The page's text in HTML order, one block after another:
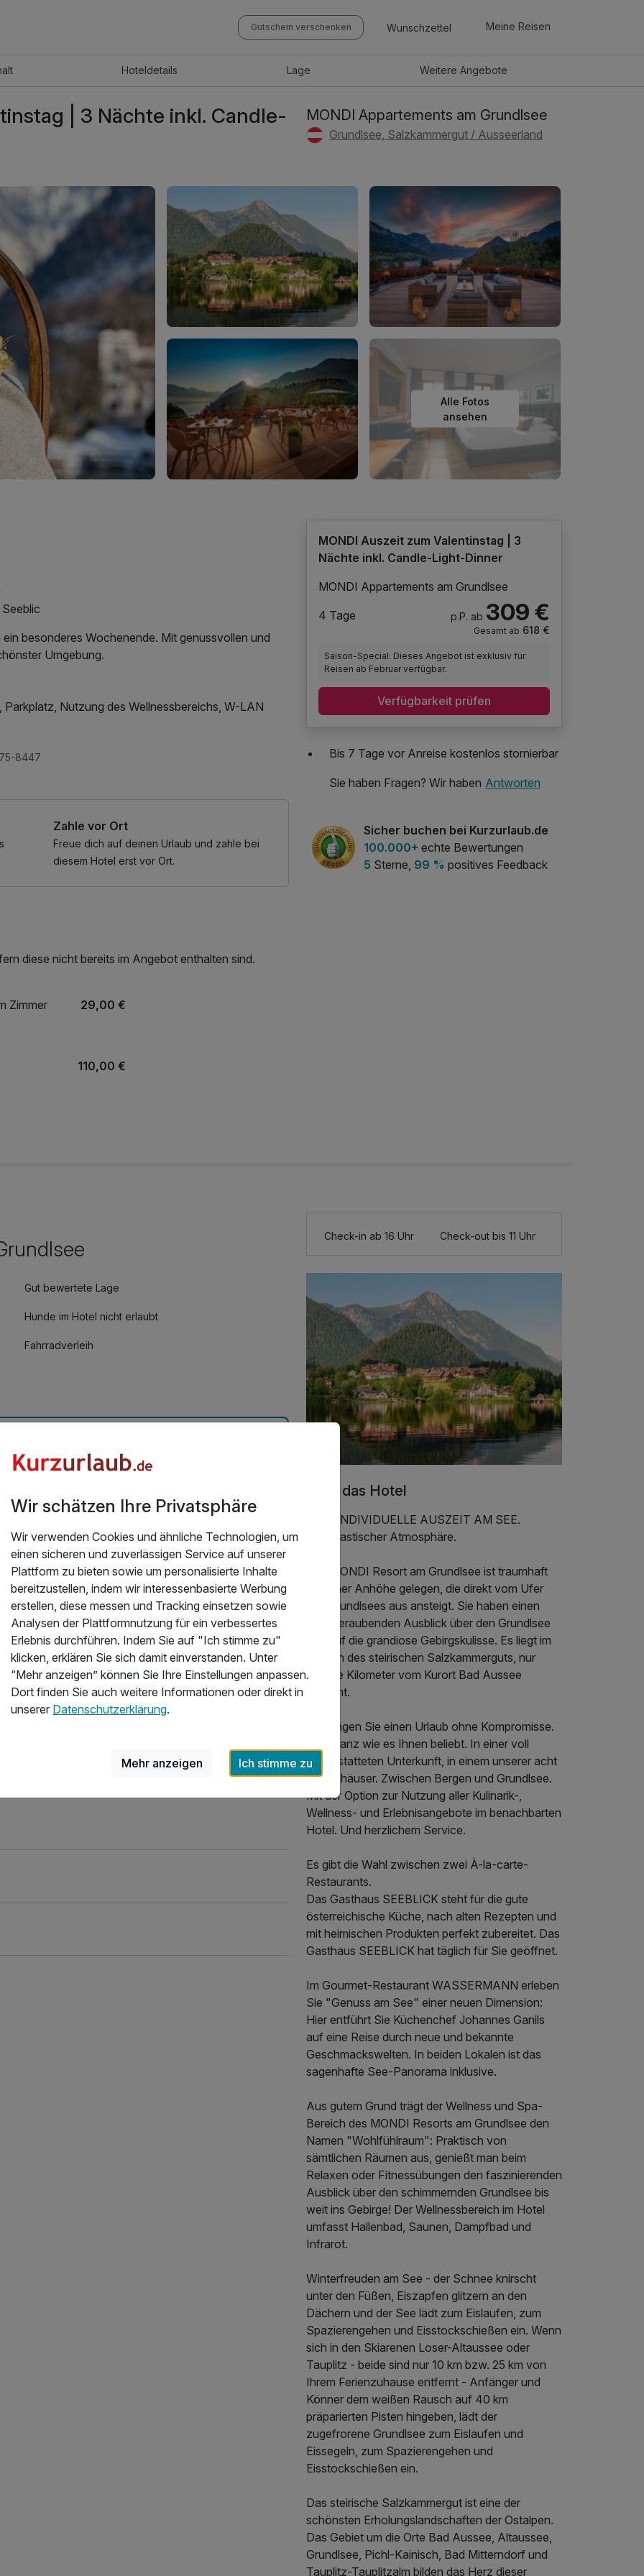
Gutschein verschenken Wunschzettel Meine Reisen
Hoteldetails Lage WeitereAngebote
| 3 Nächte inkl. Candle-
MONDI Appartements am Grundlsee
Grundlsee, Salzkammergut / Ausseerland
Alle Fotos
ansehen
besonderes Wochenende. Mit genussvollen und
Umgebung.
Nutzung des Wellnessbereichs, W-LAN
nach check out, Badetasche mit
8447
Zahle vor Ort
Freue dich auf deinen Urlaub und zahle bei
diesem Hotel erst vor Ort.
diese nicht bereits im Angebot enthalten sind.
Zimmer 29,00 €
110,00 €
MONDI Auszeit zum Valentinstag | 3
Nächte inkl. Candle-Light-Dinner
MONDI Appartements am Grundlsee
4 Tage
p.P. ab 309 €
Gesamt ab 618 €
Saison-Special: Dieses Angebot ist exklusiv für
Reisen ab Februar verfügbar.
Verfügbarkeit prüfen
Bis 7 Tage vor Anreise kostenlos stornierbar
Sie haben Fragen? Wir haben Antworten
Sicher buchen bei Kurzurlaub.de
100.000+ echte Bewertungen
5 Sterne, 99 % positives Feedback
Gut bewertete Lage
Hunde im Hotel nicht erlaubt
Fahrradverleih
inkl. Massage
so wie es beschrieben wurde, Perfekt. Haben
wir nichts bewerten. Waren nur zum Wellnessen
Sport und Freizeitangebote machen. Wer wenig
Hotel, kann es nur empfehlen. Im Sommer ist
Check-in ab 16 Uhr Check-out bis 11 Uhr
Über das Hotel
IHRE INDIVIDUELLE AUSZEIT AM SEE.
In fantastischer Atmosphäre.
Das MONDI Resort am Grundlsee ist traumhaft
auf einer Anhöhe gelegen, die direkt vom Ufer
des Grundlsees aus ansteigt. Sie haben einen
atemberaubenden Ausblick über den Grundlsee
und auf die grandiose Gebirgskulisse. Es liegt im
Herzen des steirischen Salzkammerguts, nur
wenige Kilometer vom Kurort Bad Aussee
entfernt.
Verbringen Sie einen Urlaub ohne Kompromisse.
Frei. Ganz wie es Ihnen beliebt. In einer voll
ausgestatteten Unterkunft, in einem unserer acht
Nebenhäuser. Zwischen Bergen und Grundlsee.
Mit der Option zur Nutzung aller Kulinarik-,
Wellness- und Erlebnisangebote im benachbarten
Hotel. Und herzlichem Service.
Es gibt die Wahl zwischen zwei À-la-carte-
Restaurants.
Das Gasthaus SEEBLICK steht für die gute
österreichische Küche, nach alten Rezepten und
mit heimischen Produkten perfekt zubereitet. Das
Gasthaus SEEBLICK hat täglich für Sie geöffnet.
Im Gourmet-Restaurant WASSERMANN erleben
Sie "Genuss am See" einer neuen Dimension:
Hier entführt Sie Küchenchef Johannes Ganils
auf eine Reise durch neue und bekannte
Geschmackswelten. In beiden Lokalen ist das
sagenhafte See-Panorama inklusive.
Aus gutem Grund trägt der Wellness und Spa-
Bereich des MONDI Resorts am Grundlsee den
Namen "Wohlfühlraum": Praktisch von
sämtlichen Räumen aus, genießt man beim
Relaxen oder Fitnessübungen den faszinierenden
Ausblick über den schimmernden Grundlsee bis
weit ins Gebirge! Der Wellnessbereich im Hotel
umfasst Hallenbad, Saunen, Dampfbad und
Infrarot.
Winterfreuden am See - der Schnee knirscht
unter den Füßen, Eiszapfen glitzern an den
Dächern und der See lädt zum Eislaufen, zum
Spazierengehen und Eisstockschießen ein. Wenn
sich in den Skiarenen Loser-Altaussee oder
Tauplitz - beide sind nur 10 km bzw. 25 km von
Ihrem Ferienzuhause entfernt - Anfänger und
Könner dem weißen Rausch auf 40 km
präparierten Pisten hingeben, lädt der
zugefrorene Grundlsee zum Eislaufen und
Eissegeln, zum Spazierengehen und
Eisstockschießen ein.
Das steirische Salzkammergut ist eine der
schönsten Erholungslandschaften der Ostalpen.
Das Gebiet um die Orte Bad Aussee, Altaussee,
Grundlsee, Pichl-Kainisch, Bad Mitterndorf und
Tauplitz-Tauplitzalm bilden das Herz dieser
Wir schätzen Ihre Privatsphäre
Wir verwenden Cookies und ähnliche Technologien, um
einen sicheren und zuverlässigen Service auf unserer
Plattform zu bieten sowie um personalisierte Inhalte
bereitzustellen, indem wir interessenbasierte Werbung
erstellen, diese messen und Tracking einsetzen sowie
Analysen der Plattformnutzung für ein verbessertes
Erlebnis durchführen. Indem Sie auf "Ich stimme zu"
klicken, erklären Sie sich damit einverstanden. Unter
“Mehr anzeigen” können Sie Ihre Einstellungen anpassen.
Dort finden Sie auch weitere Informationen oder direkt in
unserer Datenschutzerklärung.
Mehr anzeigen Ich stimme zu